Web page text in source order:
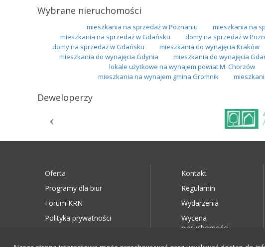
Wybrane nieruchomości
mieszkania na sprzedaż w Poznaniu mieszkania na
mieszkania na sprzedaż w Gdańsku
domy na sprzedaż w
domy na sprzedaż w Gdańsku
mieszkania do wynajęcia Kraków
mieszkania do wynajęcia Gdynia
mieszkania do wynajęcia
lokale użytkowe na wynajem powiat M. Chorzów
mieszkania na wynajem gmina Gromnik
Deweloperzy
Oferta
Programy dla biur
Forum KRN
Polityka prywatności
Kontakt
Regulamin
Wydarzenia
Wycena
nieruchomości